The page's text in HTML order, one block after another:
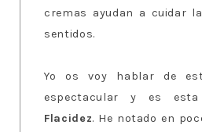
cremas ayudan a cuidar
sentidos.
Yo os voy hablar de
espectacular y es
Flacidez. He notado en